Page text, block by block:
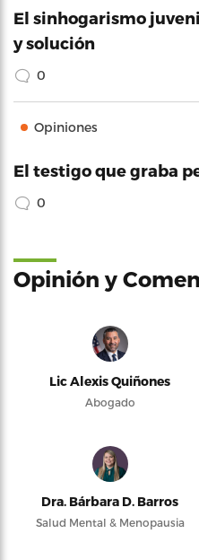
El sinhogarismo
y solución
0
Opiniones
El testigo que graba
0
Opinión y
Lic Alexis Quiñones
Abogado
Dra. Bárbara D. Barros
Salud Mental & Menopausia